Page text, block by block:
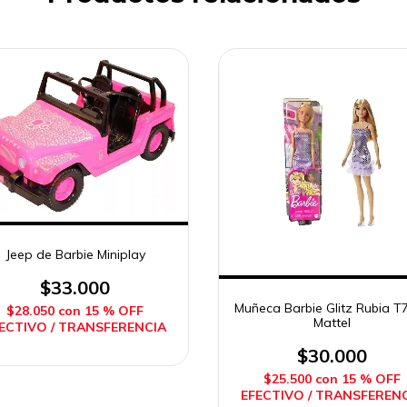
Jeep de Barbie Miniplay
$33.000
$28.050 con 15 % OFF
/ TRANSFERENCIA
Muñeca Barbie Glitz Rubia
Mattel
$30.000
$25.500 con 15 % OFF
EFECTIVO /